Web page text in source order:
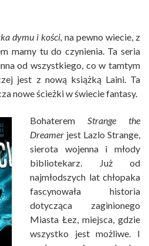
dymu i kości, na pewno wiecie, z
mamy tu do czynienia. Ta seria
od wszystkiego, co w tamtym
jest z nową książką Laini. Ta
nowe ścieżki w świecie fantasy.
Bohaterem Strange the
Dreamer jest Lazlo Strange,
sierota wojenna i młody
bibliotekarz. Już od
najmłodszych lat chłopaka
fascynowała historia
dotycząca zaginionego
Miasta Łez, miejsca, gdzie
wszystko jest możliwe. I